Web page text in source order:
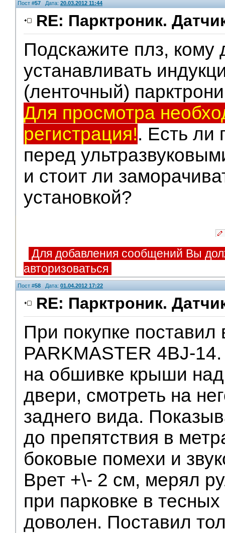
Пост #57 Дата: 20.03.2012 11:44
RE: Парктроник.
Подскажите плз, кому
устанавливать
(ленточный)
Для просмотра
регистрация!. Есть ли
перед
и стоит ли
установкой?
Для добавления сообщений Вы
авторизоваться
Пост #58 Дата: 01.04.2012 17:22
RE: Парктроник.
При покупке поставил
PARKMASTER 4BJ-
на обшивке крыши
двери, смотреть на
заднего вида.
до препятствия в
боковые помехи и
Врет +\- 2 см, мерял
при парковке в
доволен. Поставил